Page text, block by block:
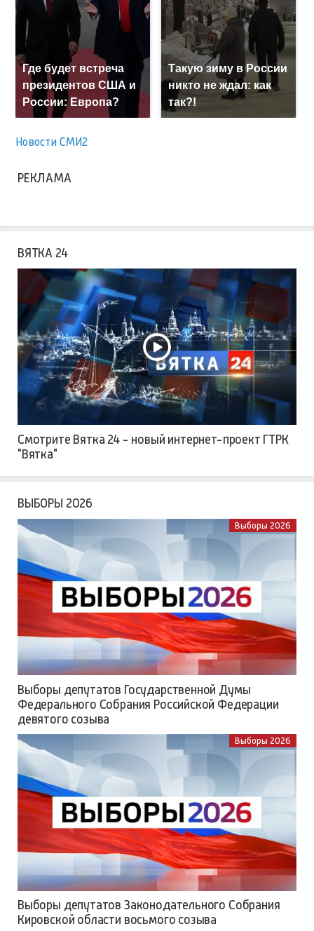
Где будет встреча
президентов США и
России: Европа?
Такую зиму в России
никто не ждал: как
так?!
Новости СМИ2
РЕКЛАМА
ВЯТКА 24
Смотрите Вятка 24 - новый интернет-проект ГТРК
"Вятка"
ВЫБОРЫ 2026
Выборы 2026
Выборы депутатов Государственной Думы
Федерального Собрания Российской Федерации
девятого созыва
Выборы 2026
Выборы депутатов Законодательного Собрания
Кировской области восьмого созыва